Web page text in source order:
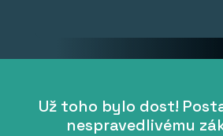
Už toho bylo dost!
nespravedlivému